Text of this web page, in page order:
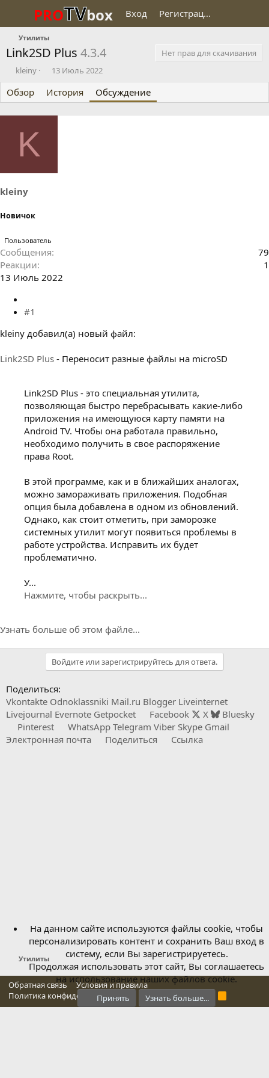
PROTVbox Вход Регистрация
Утилиты
Link2SD Plus 4.3.4
Нет прав для скачивания
А
т
о
р
ы
kleiny
Д
т
а
н
13 Июль 2022
Обзор История Обсуждение
K
kleiny
Новичок
Пользователь
Сообщения
79
Реакции
1
13 Июль 2022
#1
kleiny добавил(а) новый файл:
Link2SD Plus - Переносит разные файлы на microSD
Link2SD Plus - это специальная утилита,
позволяющая быстро перебрасывать какие-либо
приложения на имеющуюся карту памяти на
Android TV. Чтобы она работала правильно,
необходимо получить в свое распоряжение
права Root.
В этой программе, как и в ближайших аналогах,
можно замораживать приложения. Подобная
опция была добавлена в одном из обновлений.
Однако, как стоит отметить, при заморозке
системных утилит могут появиться проблемы в
работе устройства. Исправить их будет
проблематично.
У...
Нажмите, чтобы раскрыть...
Узнать больше об этом файле...
Войдите или зарегистрируйтесь для ответа.
Поделиться:
Vkontakte Odnoklassniki Mail.ru Blogger Liveinternet
Livejournal Evernote Getpocket Facebook X
Bluesky
Pinterest
WhatsApp Telegram Viber Skype Gmail
Электронная почта
Поделиться Ссылка
Утилиты
Обратная связь
Условия и правила
Политика конфиденциальности
Справка Главная
R
На данном сайте используются файлы cookie, чтобы
персонализировать контент и сохранить Ваш вход в
систему, если Вы зарегистрируетесь.
Продолжая использовать этот сайт, Вы соглашаетесь
на использование наших файлов cookie.
Принять Узнать больше...